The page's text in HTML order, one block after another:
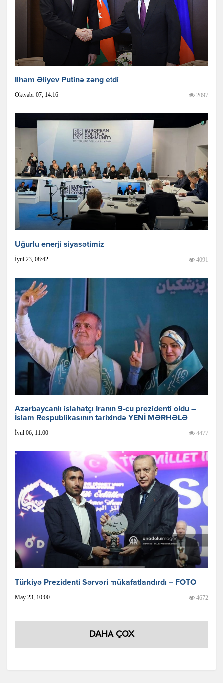
İlham Əliyev Putinə zəng etdi
Oktyabr 07, 14:16 2097
Uğurlu enerji siyasətimiz
İyul 23, 08:42 4091
Azərbaycanlı islahatçı İranın 9-cu prezidenti oldu –
İslam Respublikasının tarixində YENİ MƏRHƏLƏ
İyul 06, 11:00 4477
Türkiyə Prezidenti Sərvəri mükafatlandırdı – FOTO
May 23, 10:00 4672
DAHA ÇOX